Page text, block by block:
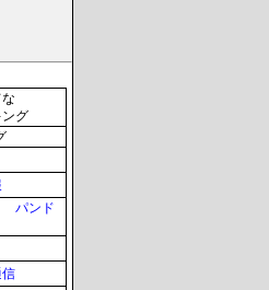
グ
パンド